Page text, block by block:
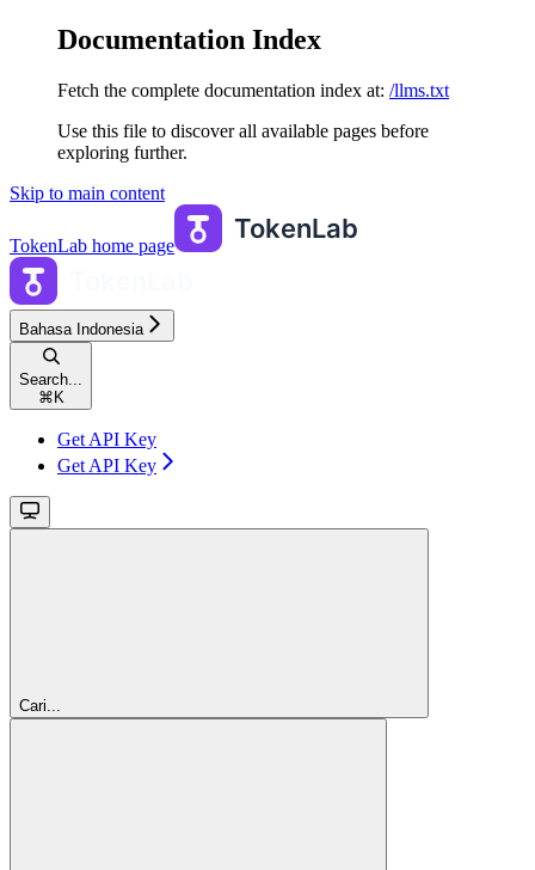
Documentation Index
Fetch the complete documentation index at: /llms.txt
Use this file to discover all available pages before
exploring further.
Skip to main content
TokenLab home page
Bahasa Indonesia
Search...
⌘ K
Get API Key
Get API Key
Cari...